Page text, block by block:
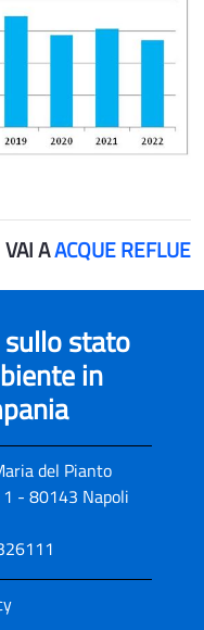
VAI AACQUE REFLUE
stato
in
del Pianto
- 80143 Napoli